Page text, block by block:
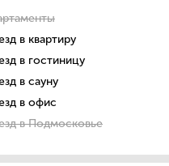
в квартиру
в гостиницу
в сауну
в офис
в Подмосковье